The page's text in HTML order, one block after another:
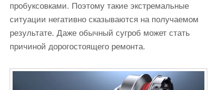
пробуксовками. Поэтому такие экстремальные
ситуации негативно сказываются на получаемом
результате. Даже обычный сугроб может стать
причиной дорогостоящего ремонта.